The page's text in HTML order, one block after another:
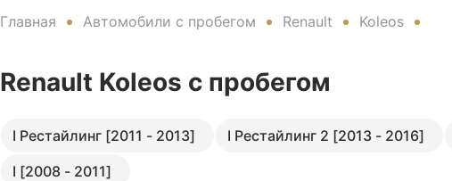
Главная Автомобили с пробегом Renault Koleos
Renault Koleos с пробегом
I Рестайлинг [2011 - 2013] I Рестайлинг 2 [2013 - 2016]
I [2008 - 2011]